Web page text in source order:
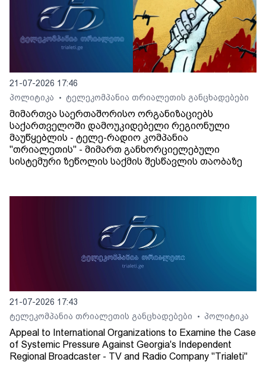
21-07-2026 17:46
პოლიტიკა
• ტელეკომპანია თრიალეთის განცხადებები
მიმართვა საერთაშორისო ორგანიზაციებს
საქართველოში დამოუკიდებელი რეგიონული
მაუწყებლის - ტელე-რადიო კომპანია
"თრიალეთის" - მიმართ განხორციელებული
სისტემური ზეწოლის საქმის შესწავლის თაობაზე
21-07-2026 17:43
ტელეკომპანია თრიალეთის განცხადებები
• პოლიტიკა
Appeal to International Organizations to Examine the Case
of Systemic Pressure Against Georgia's Independent
Regional Broadcaster - TV and Radio Company "Trialeti"